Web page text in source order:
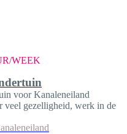
WEEK
voor Kanaleneiland
veel gezelligheid, werk in de